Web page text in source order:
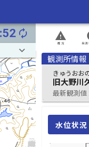
autorenew
keyboard_arrow_down
概況
report_problem
発
観測所情報
きゅうおお
旧大野川
最新観測
水位状況